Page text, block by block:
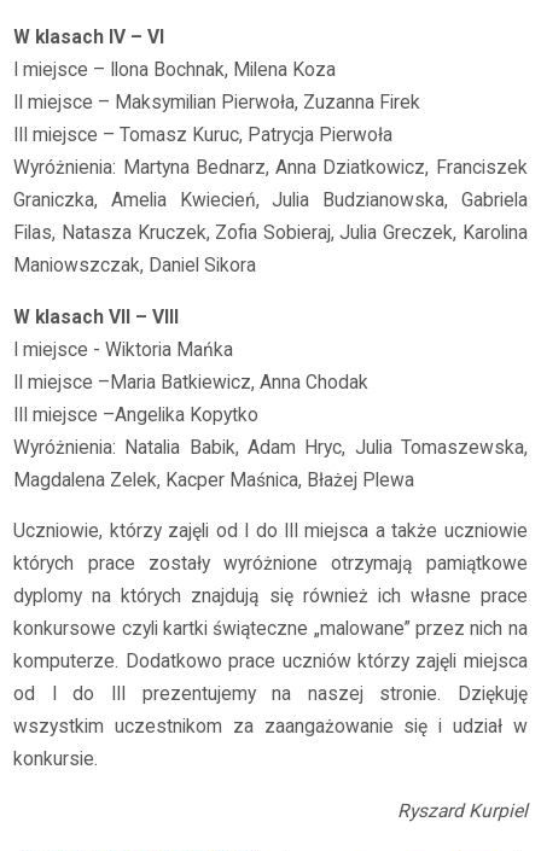
W klasach IV – VI
I miejsce – Ilona Bochnak, Milena Koza
II miejsce – Maksymilian Pierwoła, Zuzanna Firek
III miejsce – Tomasz Kuruc, Patrycja Pierwoła
Wyróżnienia: Martyna Bednarz, Anna Dziatkowicz, Franciszek
Graniczka, Amelia Kwiecień, Julia Budzianowska, Gabriela
Filas, Natasza Kruczek, Zofia Sobieraj, Julia Greczek, Karolina
Maniowszczak, Daniel Sikora
W klasach VII – VIII
I miejsce - Wiktoria Mańka
II miejsce –Maria Batkiewicz, Anna Chodak
III miejsce –Angelika Kopytko
Wyróżnienia: Natalia Babik, Adam Hryc, Julia Tomaszewska,
Magdalena Zelek, Kacper Maśnica, Błażej Plewa
Uczniowie, którzy zajęli od I do III miejsca a także uczniowie
których prace zostały wyróżnione otrzymają pamiątkowe
dyplomy na których znajdują się również ich własne prace
konkursowe czyli kartki świąteczne „malowane” przez nich na
komputerze. Dodatkowo prace uczniów którzy zajęli miejsca
od I do III prezentujemy na naszej stronie. Dziękuję
wszystkim uczestnikom za zaangażowanie się i udział w
konkursie.
Ryszard Kurpiel